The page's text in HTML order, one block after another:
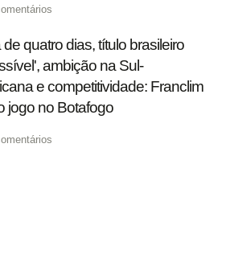
de quatro dias, título brasileiro
ambição na Sul-
e competitividade: Franclim
jogo no Botafogo